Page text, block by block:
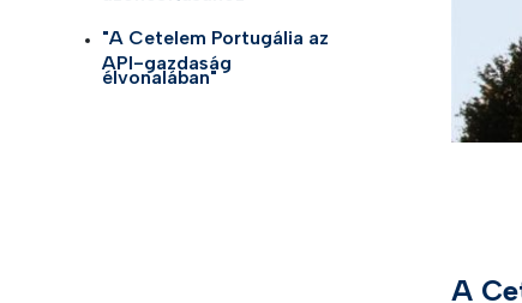
"A Cetelem Portugália az
API-gazdaság
élvonalában"
A